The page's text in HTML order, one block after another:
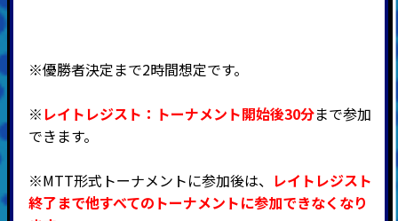
※優勝者決定まで2時間想定です。
※ レイトレジスト： トーナメント開始後30分まで参加
できます。
※MTT形式トーナメントに参加後は、 レイトレジスト
終了まで他すべてのトーナメントに参加できなくなり